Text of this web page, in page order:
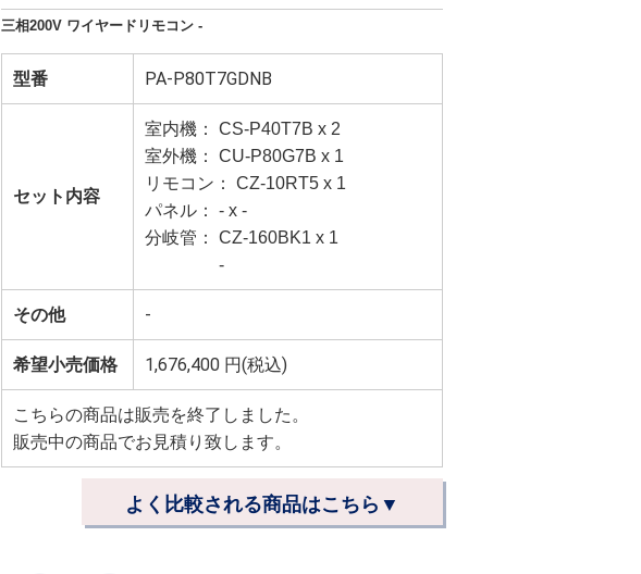
三相200V ワイヤードリモコン -
型番 PA-P80T7GDNB
セット内容
室内機： CS-P40T7B x 2
室外機： CU-P80G7B x 1
リモコン： CZ-10RT5 x 1
パネル： - x -
分岐管： CZ-160BK1 x 1
-
その他 -
希望小売価格 1,676,400 円(税込)
こちらの商品は販売を終了しました。
販売中の商品でお見積り致します。
よく比較される商品はこちら▼